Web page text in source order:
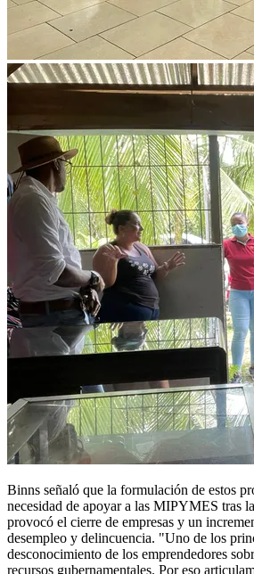
Binns señaló que la formulación de estos
necesidad de apoyar a las MIPYMES tras
provocó el cierre de empresas y un
desempleo y delincuencia. "Uno de los
desconocimiento de los emprendedores
recursos gubernamentales. Por eso